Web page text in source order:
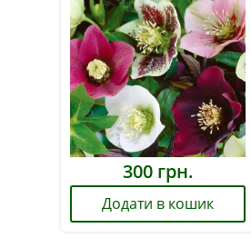
300грн.
Додати в кошик